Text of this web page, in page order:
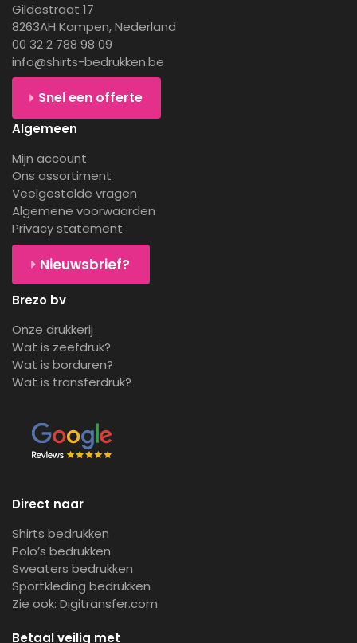
Gildestraat 17
8263AH Kampen, Nederland
00 32 2 788 98 09
info@shirts-bedrukken.be
Snel een offerte
Algemeen
Mijn account
Ons assortiment
Veelgestelde vragen
Algemene voorwaarden
Privacy statement
Nieuwsbrief?
Brezo bv
Onze drukkerij
Wat is zeefdruk?
Wat is borduren?
Wat is transferdruk?
Direct naar
Shirts bedrukken
Polo’s bedrukken
Sweaters bedrukken
Sportkleding bedrukken
Zie ook: Digitransfer.com
Betaal veilig met